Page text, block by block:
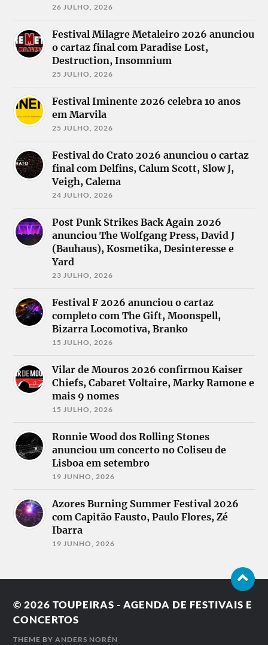
26 JULHO, 2026
Festival Milagre Metaleiro 2026 anunciou
o cartaz final com Paradise Lost,
Destruction, Insomnium
25 JULHO, 2026
Festival Iminente 2026 celebra 10 anos
em Marvila
25 JULHO, 2026
Festival do Crato 2026 anunciou o cartaz
final com Delfins, Calum Scott, Slow J,
Veigh, Calema
24 JULHO, 2026
Post Punk Strikes Back Again 2026
anunciou The Wolfgang Press, David J
(Bauhaus), Kosmetika, Desinteresse e
Yard
23 JULHO, 2026
Festival F 2026 anunciou o cartaz
completo com The Gift, Moonspell,
Bizarra Locomotiva, Branko
15 JULHO, 2026
Vilar de Mouros 2026 confirmou Kaiser
Chiefs, Cabaret Voltaire, Marky Ramone e
mais 9 nomes
15 JULHO, 2026
Ronnie Wood dos Rolling Stones
anunciou um concerto no Coliseu de
Lisboa em setembro
19 JUNHO, 2026
Azores Burning Summer Festival 2026
com Capitão Fausto, Paulo Flores, Zé
Ibarra
19 JUNHO, 2026
© 2026TOUPEIRAS - AGENDA DE FESTIVAIS E
CONCERTOS
THEME BYANDERS NORÉN